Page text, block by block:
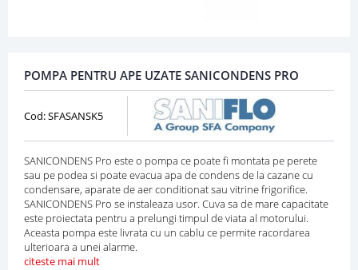
POMPA PENTRU APE UZATE SANICONDENS PRO
Cod: SFASANSK5
SANICONDENS Pro este o pompa ce poate fi montata pe perete
sau pe podea si poate evacua apa de condens de la cazane cu
condensare, aparate de aer conditionat sau vitrine frigorifice.
SANICONDENS Pro se instaleaza usor. Cuva sa de mare capacitate
este proiectata pentru a prelungi timpul de viata al motorului.
Aceasta pompa este livrata cu un cablu ce permite racordarea
ulterioara a unei alarme.
citeste mai mult